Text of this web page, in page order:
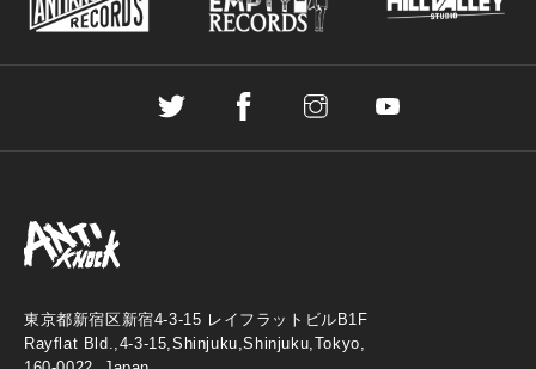
東京都新宿区新宿4-3-15 レイフラットビルB1F
Rayflat Bld.,4-3-15,Shinjuku,Shinjuku,Tokyo,